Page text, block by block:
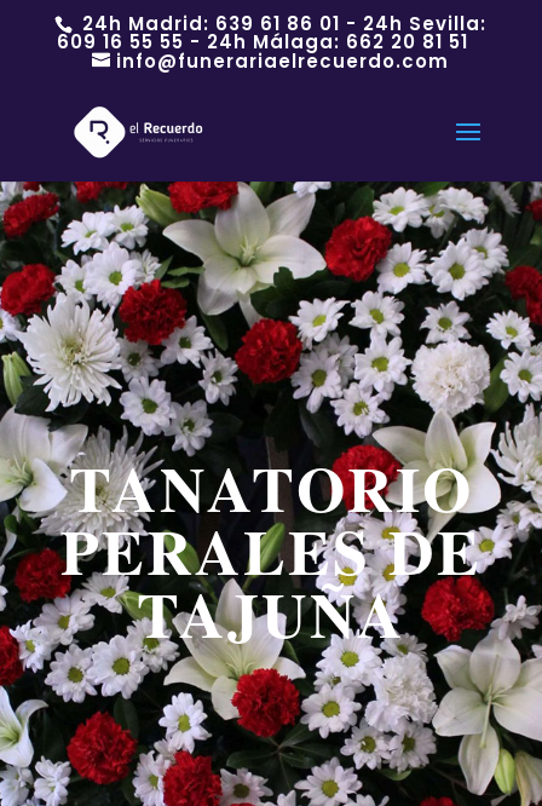
24h Madrid: 639 61 86 01 - 24h Sevilla:
609 16 55 55 - 24h Málaga: 662 20 81 51
info@funerariaelrecuerdo.com
TANATORIO
PERALES DE
TAJUÑA